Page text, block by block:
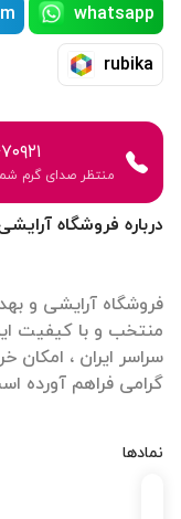
درباره فروشگاه
فروشگاه آرایشی و
منتخب و با کیفیت
سراسر ایران ، امکان
گرامی فراهم آورده
نمادها
whatsapp
rubika
منتظر صدای گرم